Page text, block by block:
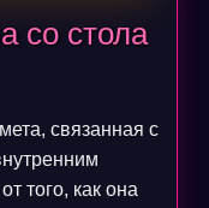
со стола
связанная с
того, как она